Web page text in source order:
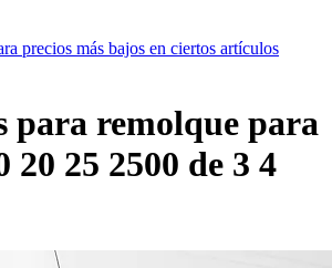
precios más bajos en ciertos artículos
para remolque para
20 25 2500 de 3 4